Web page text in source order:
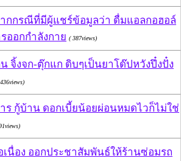
กกรณีที่มีผู้แชร์ข้อมูลว่า ดื่มแอลกอฮอล์
ออกกำลังกาย ( 387views)
จิ้งจก-ตุ๊กแก ดิบๆเป็นยาโด๊ปหวังปึ๋งปั๋ง
ร กู้บ้าน ดอกเบี้ยน้อยผ่อนหมดไวก็ไม่ใช่
นื่อง ออกประชาสัมพันธ์ให้ร้านซ่อมรถ